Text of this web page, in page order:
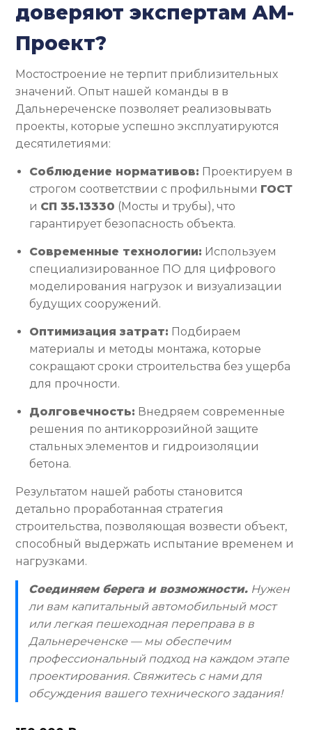
доверяют экспертам АМ-
Проект?
Мостостроение не терпит приблизительных
значений. Опыт нашей команды в в
Дальнереченске позволяет реализовывать
проекты, которые успешно эксплуатируются
десятилетиями:
Соблюдение нормативов: Проектируем в
строгом соответствии с профильными ГОСТ
и СП 35.13330 (Мосты и трубы), что
гарантирует безопасность объекта.
Современные технологии: Используем
специализированное ПО для цифрового
моделирования нагрузок и визуализации
будущих сооружений.
Оптимизация затрат: Подбираем
материалы и методы монтажа, которые
сокращают сроки строительства без ущерба
для прочности.
Долговечность: Внедряем современные
решения по антикоррозийной защите
стальных элементов и гидроизоляции
бетона.
Результатом нашей работы становится
детально проработанная стратегия
строительства, позволяющая возвести объект,
способный выдержать испытание временем и
нагрузками.
Соединяем берега и возможности. Нужен
ли вам капитальный автомобильный мост
или легкая пешеходная переправа в в
Дальнереченске — мы обеспечим
профессиональный подход на каждом этапе
проектирования. Свяжитесь с нами для
обсуждения вашего технического задания!